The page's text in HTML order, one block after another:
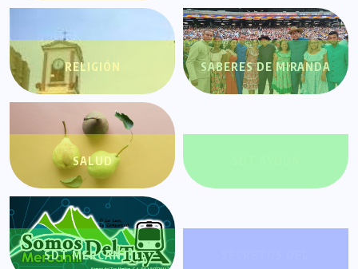
RELIGIÓN SABERES DE MIRANDA
SALUD
SDT MERCANTIL